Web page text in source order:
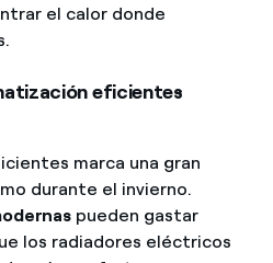
el calor donde
eficientes
marca una gran
durante el invierno.
pueden gastar
los radiadores eléctricos